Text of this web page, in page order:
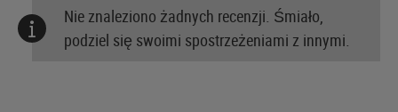
Nie znaleziono żadnych recenzji. Śmiało,
podziel się swoimi spostrzeżeniami z innymi.